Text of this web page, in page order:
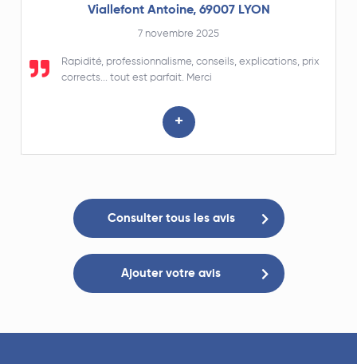
Viallefont Antoine, 69007 LYON
7 novembre 2025
Rapidité, professionnalisme, conseils, explications, prix
corrects... tout est parfait. Merci
+
Consulter tous les avis
Ajouter votre avis